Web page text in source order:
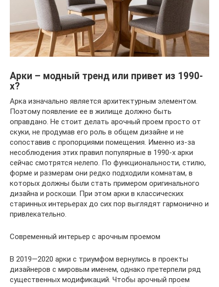
Арки – модный тренд или привет из 1990-
х?
Арка изначально является архитектурным элементом.
Поэтому появление ее в жилище должно быть
оправдано. Не стоит делать арочный проем просто от
скуки, не продумав его роль в общем дизайне и не
сопоставив с пропорциями помещения. Именно из-за
несоблюдения этих правил популярные в 1990-х арки
сейчас смотрятся нелепо. По функциональности, стилю,
форме и размерам они редко подходили комнатам, в
которых должны были стать примером оригинального
дизайна и роскоши. При этом арки в классических
старинных интерьерах до сих пор выглядят гармонично и
привлекательно.
Современный интерьер с арочным проемом
В 2019—2020 арки с триумфом вернулись в проекты
дизайнеров с мировым именем, однако претерпели ряд
существенных модификаций. Чтобы арочный проем